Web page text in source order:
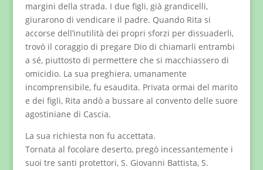
margini della strada. I due figli, già grandicelli,
giurarono di vendicare il padre. Quando Rita si
accorse dell’inutilità dei propri sforzi per dissuaderli,
trovò il coraggio di pregare Dio di chiamarli entrambi
a sé, piuttosto di permettere che si macchiassero di
omicidio. La sua preghiera, umanamente
incomprensibile, fu esaudita. Privata ormai del marito
e dei figli, Rita andò a bussare al convento delle suore
agostiniane di Cascia.
La sua richiesta non fu accettata.
Tornata al focolare deserto, pregò incessantemente i
suoi tre santi protettori, S. Giovanni Battista, S.